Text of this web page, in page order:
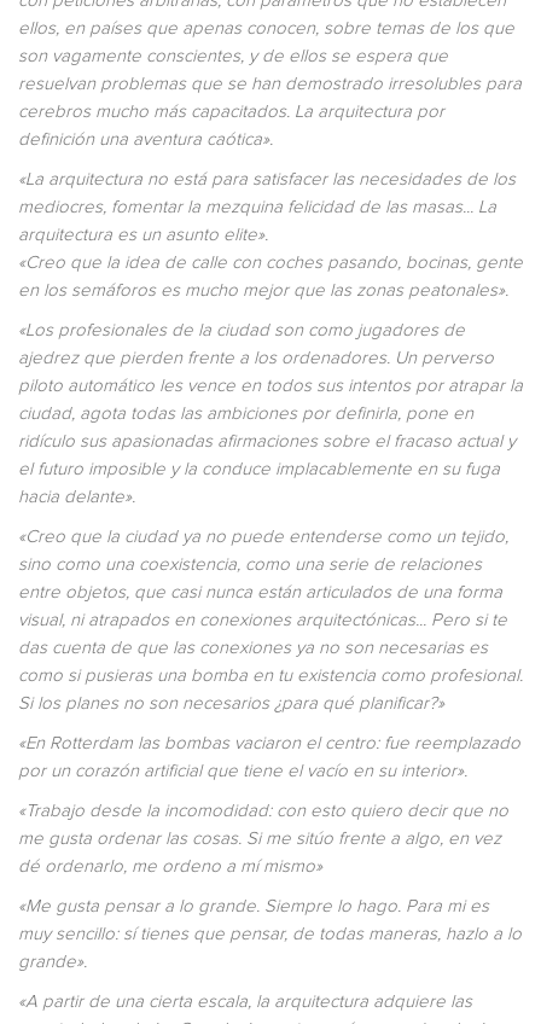
ellos, en países que apenas conocen, sobre temas de los que
son vagamente conscientes, y de ellos se espera que
resuelvan problemas que se han demostrado irresolubles para
cerebros mucho más capacitados. La arquitectura por
definición una aventura caótica».
«La arquitectura no está para satisfacer las necesidades de los
mediocres, fomentar la mezquina felicidad de las masas... La
arquitectura es un asunto elite».
«Creo que la idea de calle con coches pasando, bocinas, gente
en los semáforos es mucho mejor que las zonas peatonales».
«Los profesionales de la ciudad son como jugadores de
ajedrez que pierden frente a los ordenadores. Un perverso
piloto automático les vence en todos sus intentos por atrapar la
ciudad, agota todas las ambiciones por definirla, pone en
ridículo sus apasionadas afirmaciones sobre el fracaso actual y
el futuro imposible y la conduce implacablemente en su fuga
hacia delante».
«Creo que la ciudad ya no puede entenderse como un tejido,
sino como una coexistencia, como una serie de relaciones
entre objetos, que casi nunca están articulados de una forma
visual, ni atrapados en conexiones arquitectónicas... Pero si te
das cuenta de que las conexiones ya no son necesarias es
como si pusieras una bomba en tu existencia como profesional.
Si los planes no son necesarios ¿para qué planificar?»
«En Rotterdam las bombas vaciaron el centro: fue reemplazado
por un corazón artificial que tiene el vacío en su interior».
«Trabajo desde la incomodidad: con esto quiero decir que no
me gusta ordenar las cosas. Si me sitúo frente a algo, en vez
dé ordenarlo, me ordeno a mí mismo»
«Me gusta pensar a lo grande. Siempre lo hago. Para mi es
muy sencillo: sí tienes que pensar, de todas maneras, hazlo a lo
grande».
«A partir de una cierta escala, la arquitectura adquiere las